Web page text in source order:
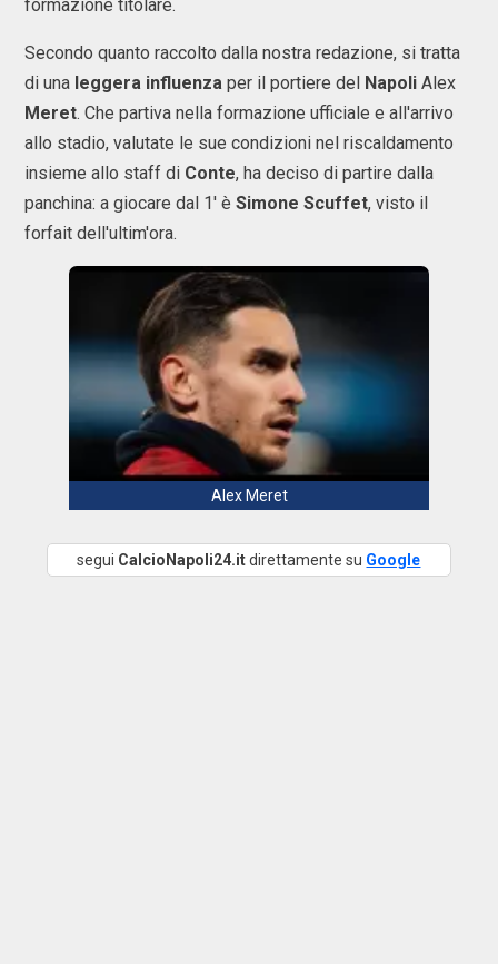
formazione titolare.
Secondo quanto raccolto dalla nostra redazione, si tratta
di una leggera influenza per il portiere del Napoli Alex
Meret. Che partiva nella formazione ufficiale e all'arrivo
allo stadio, valutate le sue condizioni nel riscaldamento
insieme allo staff di Conte, ha deciso di partire dalla
panchina: a giocare dal 1' è Simone Scuffet, visto il
forfait dell'ultim'ora.
Alex Meret
segui CalcioNapoli24.itdirettamente su Google